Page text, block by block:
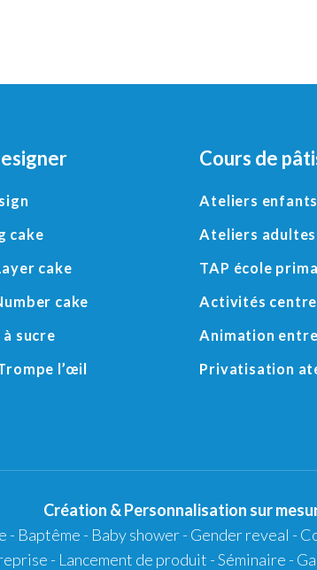
cake
cake
cake
à sucre
l’œil
Cours de
Ateliers enfants
Ateliers adultes
TAP école
Activités
Animation
Privatisation
Création &Personnalisation sur
- Baptême - Baby shower- Gender reveal -
- Lancement de produit - Séminaire -